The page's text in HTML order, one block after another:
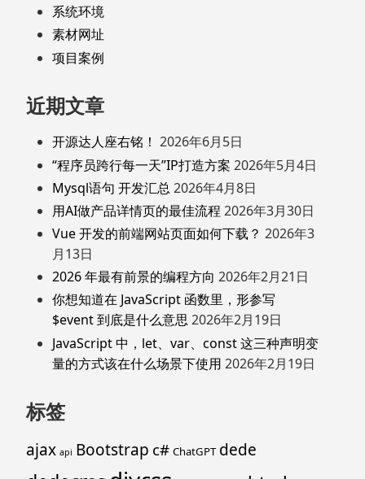
系统环境
素材网址
项目案例
近期文章
开源达人座右铭！ 2026年6月5日
“程序员跨行每一天”IP打造方案 2026年5月4日
Mysql语句 开发汇总 2026年4月8日
用AI做产品详情页的最佳流程 2026年3月30日
Vue 开发的前端网站页面如何下载？ 2026年3
月13日
2026 年最有前景的编程方向 2026年2月21日
你想知道在 JavaScript 函数里，形参写
$event 到底是什么意思2026年2月19日
JavaScript 中，let、var、const 这三种声明变
量的方式该在什么场景下使用 2026年2月19日
标签
ajax api Bootstrap c# ChatGPT dede